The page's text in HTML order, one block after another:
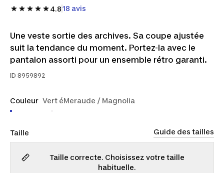
4.818 avis
Une veste sortie des archives. Sa coupe ajustée
suit la tendance du moment. Portez-la avec le
pantalon assorti pour un ensemble rétro garanti.
ID 8959892
Couleur Vert éMeraude / Magnolia
Taille Guide des tailles
Taille correcte. Choisissez votre taille
habituelle.